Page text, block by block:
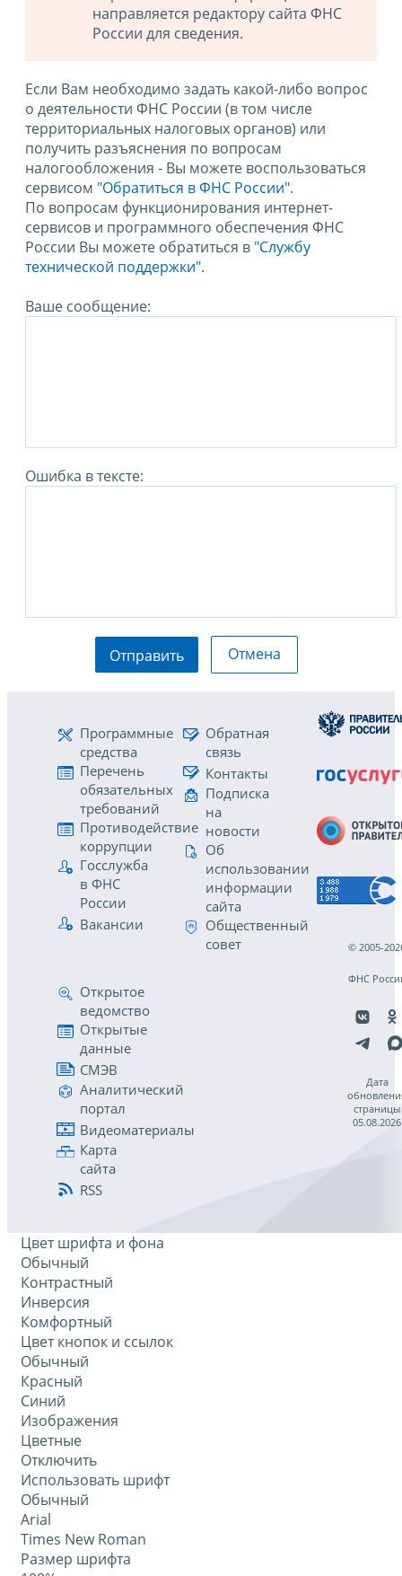
направляется редактору сайта ФНС
России для сведения.
Если Вам необходимо задать какой-либо вопрос
о деятельности ФНС России (в том числе
территориальных налоговых органов) или
получить разъяснения по вопросам
налогообложения - Вы можете воспользоваться
сервисом "Обратиться в ФНС России".
По вопросам функционирования интернет-
сервисов и программного обеспечения ФНС
России Вы можете обратиться в "Службу
технической поддержки".
Ваше сообщение:
Ошибка в тексте:
Отправить Отмена
Программные
средства
Перечень
обязательных
требований
Противодействие
коррупции
Госслужба
в ФНС
России
Вакансии
Обратная
связь
Контакты
Подписка
на
новости
Об
использовании
информации
сайта
Общественный
совет
Открытое
ведомство
Открытые
данные
СМЭВ
Аналитический
портал
Видеоматериалы
Карта
сайта
RSS
© 2005-
ФНС
Дата
страницы
05.08.2026
Цвет шрифта и фона
Обычный
Контрастный
Инверсия
Комфортный
Цвет кнопок и ссылок
Обычный
Красный
Синий
Изображения
Цветные
Отключить
Использовать шрифт
Обычный
Arial
Times New Roman
Размер шрифта